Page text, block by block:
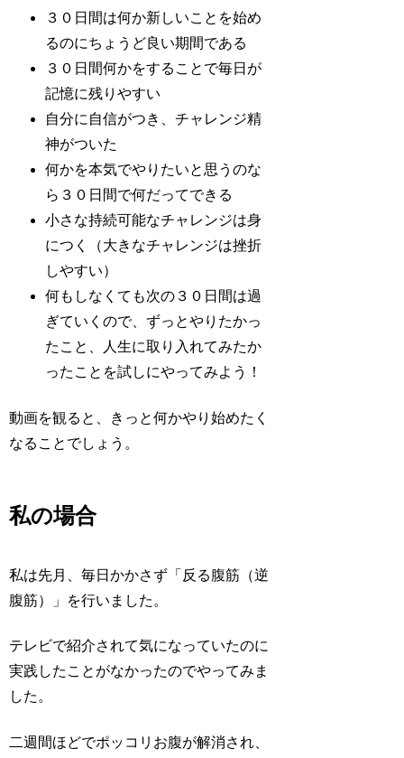
３０日間は何か新しいことを始め
るのにちょうど良い期間である
３０日間何かをすることで毎日が
記憶に残りやすい
自分に自信がつき、チャレンジ精
神がついた
何かを本気でやりたいと思うのな
ら３０日間で何だってできる
小さな持続可能なチャレンジは身
につく（大きなチャレンジは挫折
しやすい）
何もしなくても次の３０日間は過
ぎていくので、ずっとやりたかっ
たこと、人生に取り入れてみたか
ったことを試しにやってみよう！
動画を観ると、きっと何かやり始めたく
なることでしょう。
私の場合
私は先月、毎日かかさず「反る腹筋（逆
腹筋）」を行いました。
テレビで紹介されて気になっていたのに
実践したことがなかったのでやってみま
した。
二週間ほどでポッコリお腹が解消され、